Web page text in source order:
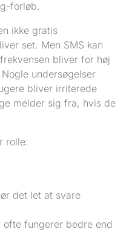
forløb.
ikke gratis
set. Men SMS kan
bliver for høj
undersøgelser
bliver irriterede
melder sig fra, hvis de
rolle:
det let at svare
ofte fungerer bedre end